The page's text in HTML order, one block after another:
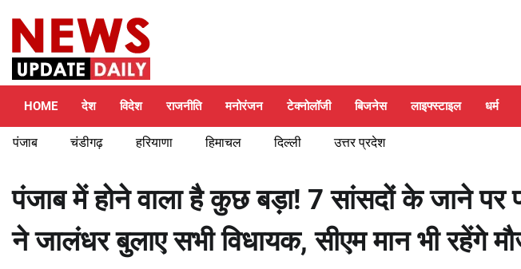
content
HOME देश विदेश राजनीति मनोरंजन टेक्नोलॉजी बिजनेस लाइफ्स्टाइल धर्म
पंजाब चंडीगढ़ हरियाणा हिमाचल दिल्ली उत्तर प्रदेश
पंजाब में होने वाला है कुछ बड़ा! 7 सांसदों के जाने पर
ने जालंधर बुलाए सभी विधायक, सीएम मान भी रहेंगे